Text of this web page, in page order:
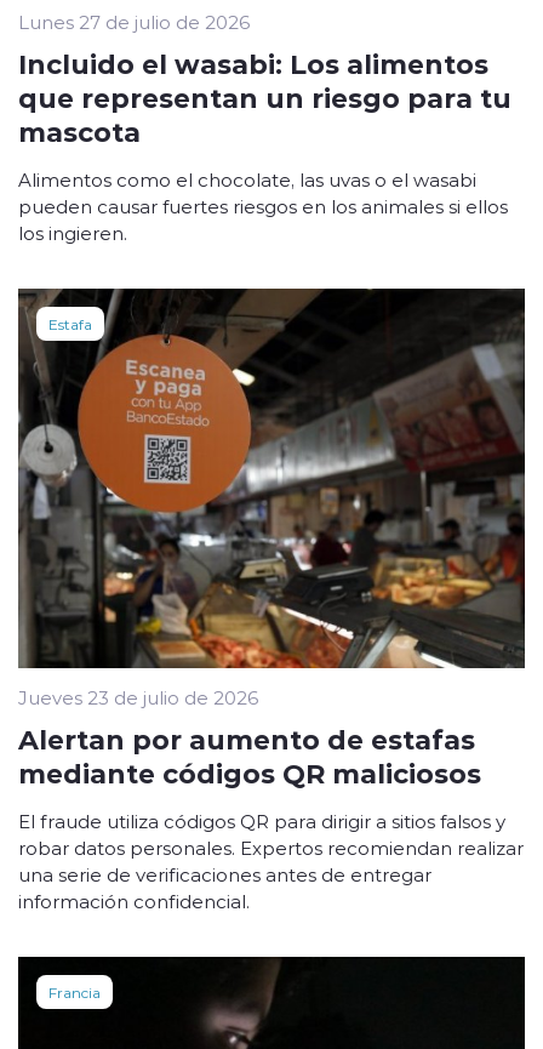
Lunes 27 de julio de 2026
Incluido el wasabi: Los alimentos
que representan un riesgo para tu
mascota
Alimentos como el chocolate, las uvas o el wasabi
pueden causar fuertes riesgos en los animales si ellos
los ingieren.
Estafa
Jueves 23 de julio de 2026
Alertan por aumento de estafas
mediante códigos QR maliciosos
El fraude utiliza códigos QR para dirigir a sitios falsos y
robar datos personales. Expertos recomiendan realizar
una serie de verificaciones antes de entregar
información confidencial.
Francia